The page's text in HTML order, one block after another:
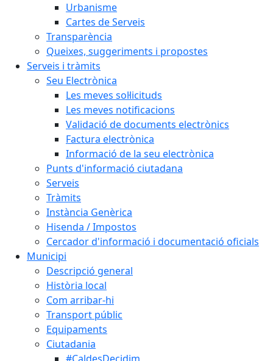
Urbanisme
Cartes de Serveis
Transparència
Queixes, suggeriments i propostes
Serveis i tràmits
Seu Electrònica
Les meves sol·licituds
Les meves notificacions
Validació de documents electrònics
Factura electrònica
Informació de la seu electrònica
Punts d'informació ciutadana
Serveis
Tràmits
Instància Genèrica
Hisenda / Impostos
Cercador d'informació i documentació oficials
Municipi
Descripció general
Història local
Com arribar-hi
Transport públic
Equipaments
Ciutadania